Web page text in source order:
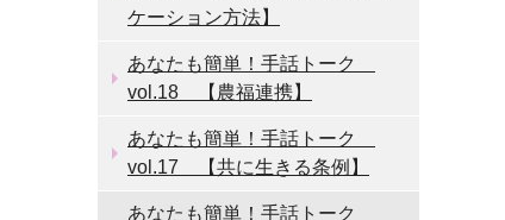
ケーション方法】
あなたも簡単！手話トーク
vol.18 【農福連携】
あなたも簡単！手話トーク
vol.17 【共に生きる条例】
あなたも簡単！手話トーク